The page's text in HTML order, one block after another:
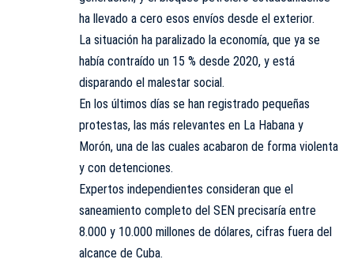
ha llevado a cero esos envíos desde el exterior.
La situación ha paralizado la economía, que ya se
había contraído un 15 % desde 2020, y está
disparando el malestar social.
En los últimos días se han registrado pequeñas
protestas, las más relevantes en La Habana y
Morón, una de las cuales acabaron de forma violenta
y con detenciones.
Expertos independientes consideran que el
saneamiento completo del SEN precisaría entre
8.000 y 10.000 millones de dólares, cifras fuera del
alcance de Cuba.